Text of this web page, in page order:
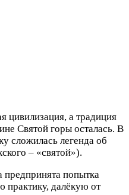
цивилизация, а традиция
Святой горы осталась. В
сложилась легенда об
– «святой»).
попытка
практику, далёкую от